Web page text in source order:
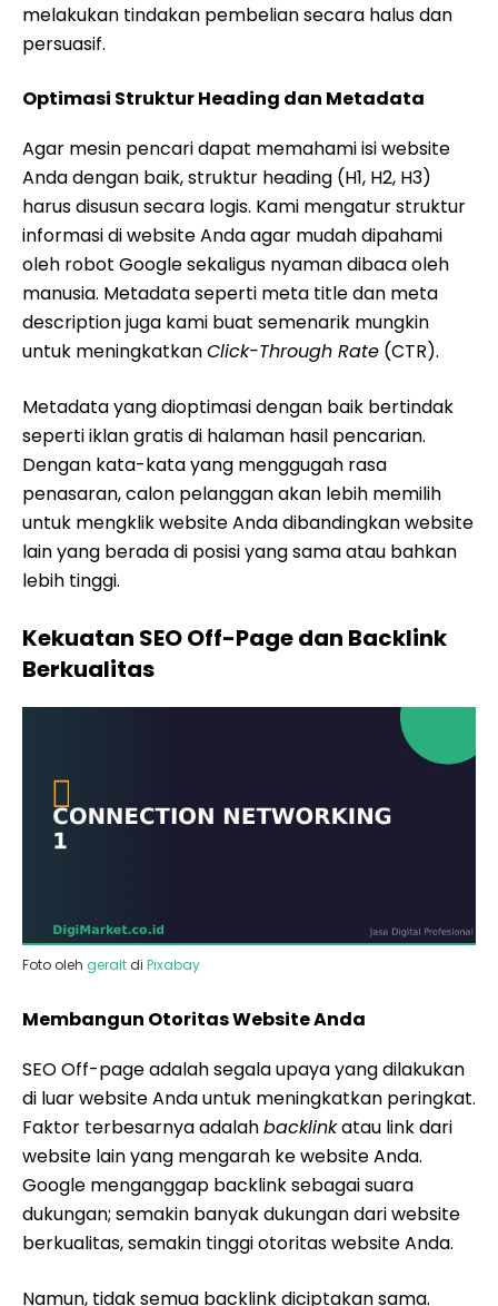
melakukan tindakan pembelian secara halus dan
persuasif.
Optimasi Struktur Heading dan Metadata
Agar mesin pencari dapat memahami isi website
Anda dengan baik, struktur heading (H1, H2, H3)
harus disusun secara logis. Kami mengatur struktur
informasi di website Anda agar mudah dipahami
oleh robot Google sekaligus nyaman dibaca oleh
manusia. Metadata seperti meta title dan meta
description juga kami buat semenarik mungkin
untuk meningkatkanClick-Through Rate (CTR).
Metadata yang dioptimasi dengan baik bertindak
seperti iklan gratis di halaman hasil pencarian.
Dengan kata-kata yang menggugah rasa
penasaran, calon pelanggan akan lebih memilih
untuk mengklik website Anda dibandingkan website
lain yang berada di posisi yang sama atau bahkan
lebih tinggi.
Kekuatan SEO Off-Page dan Backlink
Berkualitas
Foto oleh geralt di Pixabay
Membangun Otoritas Website Anda
SEO Off-page adalah segala upaya yang dilakukan
di luar website Anda untuk meningkatkan peringkat.
Faktor terbesarnya adalahbacklinkatau link dari
website lain yang mengarah ke website Anda.
Google menganggap backlink sebagai suara
dukungan; semakin banyak dukungan dari website
berkualitas, semakin tinggi otoritas website Anda.
Namun, tidak semua backlink diciptakan sama.